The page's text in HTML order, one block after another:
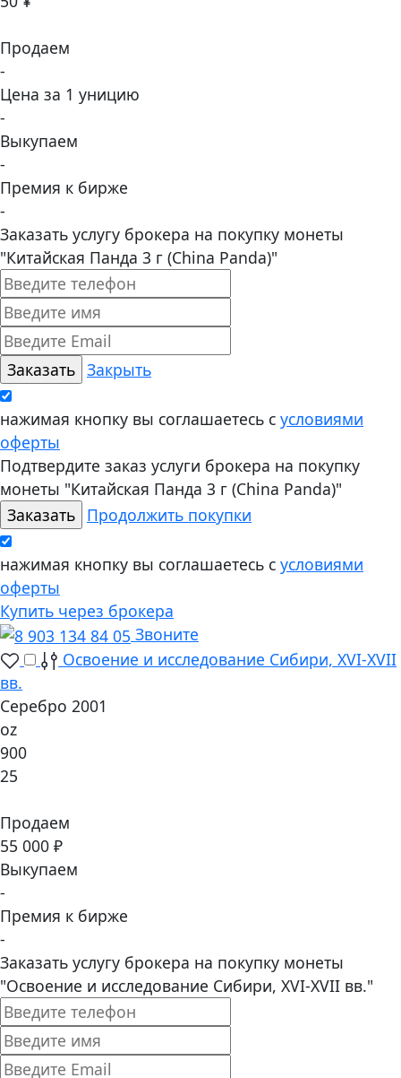
Продаем
-
Цена за 1 уницию
-
Выкупаем
-
Премия к бирже
-
Заказать услугу брокера на покупку монеты
"Китайская Панда 3 г (China Panda)"
Закрыть
нажимая кнопку вы соглашаетесь с условиями
оферты
Подтвердите заказ услуги брокера на покупку
монеты "Китайская Панда 3 г (China Panda)"
Продолжить покупки
нажимая кнопку вы соглашаетесь с условиями
оферты
Купить через брокера
Звоните
Освоение и исследование Сибири, XVI-XVII
вв.
Серебро 2001
oz
900
25
Продаем
55 000 ₽
Выкупаем
-
Премия к бирже
-
Заказать услугу брокера на покупку монеты
"Освоение и исследование Сибири, XVI-XVII вв."